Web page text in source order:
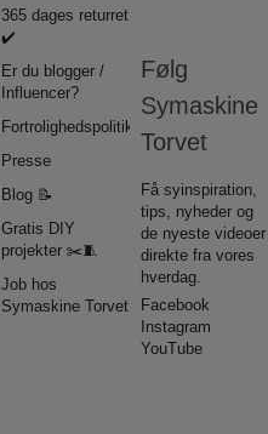
365 dages returret
✔️
Er du blogger /
Influencer?
Fortrolighedspolitik
Presse
Blog 📝
Gratis DIY
projekter ✂️🧵
Job hos
Symaskine Torvet
Følg
Symaskine
Torvet
Få syinspiration,
tips, nyheder og
de nyeste videoer
direkte fra vores
hverdag.
Facebook
Instagram
YouTube